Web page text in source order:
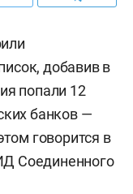
добавив в
попали 12
банков —
говорится в
Соединенного